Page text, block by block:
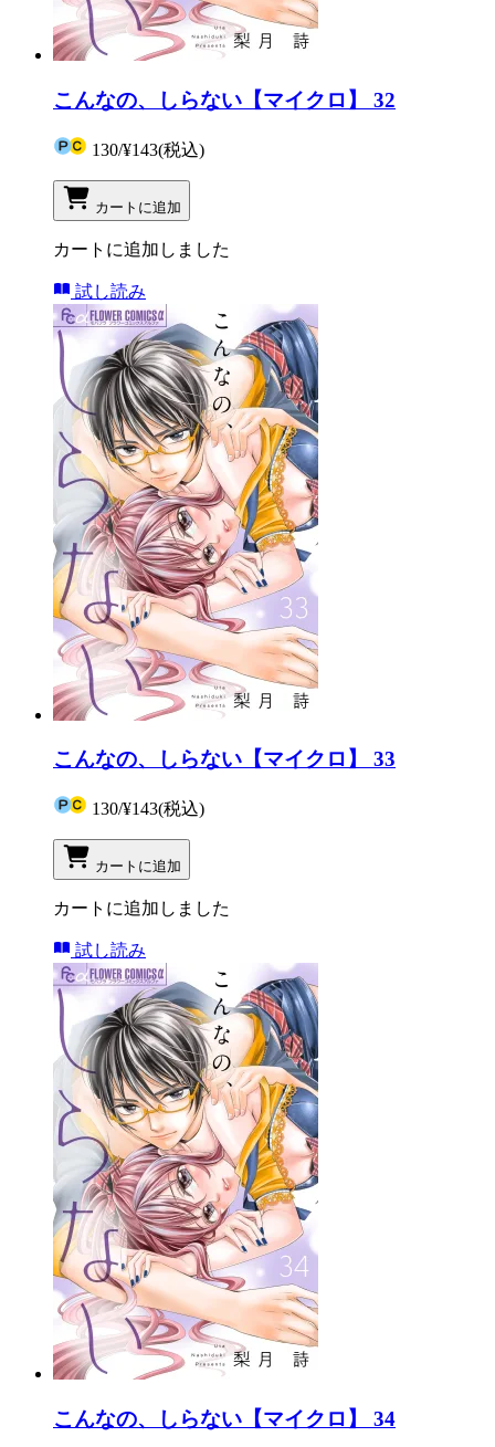
こんなの、しらない【マイクロ】 32
130/¥143(税込)
カートに追加
カートに追加しました
試し読み
こんなの、しらない【マイクロ】 33
130/¥143(税込)
カートに追加
カートに追加しました
試し読み
こんなの、しらない【マイクロ】 34